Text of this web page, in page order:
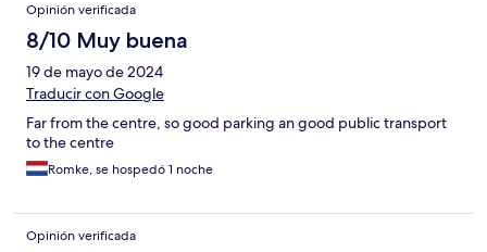
Opinión verificada
8/10 Muy buena
19 de mayo de 2024
Traducir con Google
Far from the centre, so good parking an good public transport
to the centre
Romke, se hospedó 1 noche
Opinión verificada